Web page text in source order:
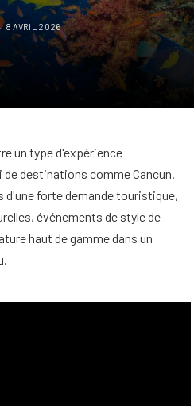
8 AVRIL 2026
un type d'expérience
destinations comme Cancun.
forte demande touristique,
événements de style de
haut de gamme dans un